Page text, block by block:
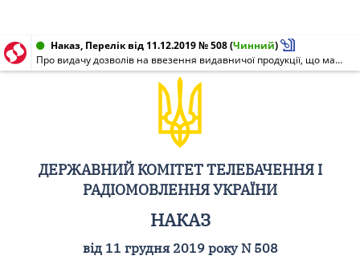
Наказ, Перелік від 11.12.2019 № 508(Чинний)
Про видачу дозволів на ввезення видавничої продукції, що має походження або виготовлена та/або ввозиться з території держави-агресора, тимчасово окупованої території України
ДЕРЖАВНИЙ КОМІТЕТ ТЕЛЕБАЧЕННЯ І
РАДІОМОВЛЕННЯ УКРАЇНИ
НАКАЗ
від 11 грудня 2019 року N 508